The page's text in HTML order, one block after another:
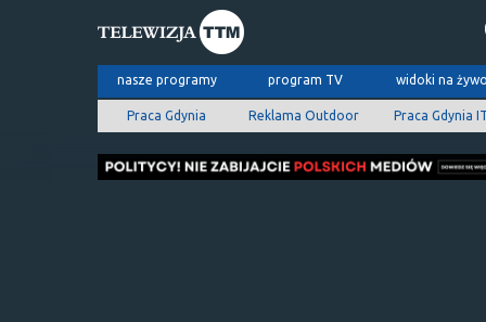
nasze programy program TV widoki na
Praca Gdynia Reklama Outdoor Praca Gdynia